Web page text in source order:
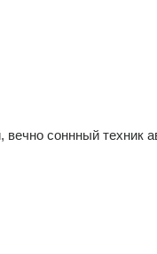
вечно соннный техник